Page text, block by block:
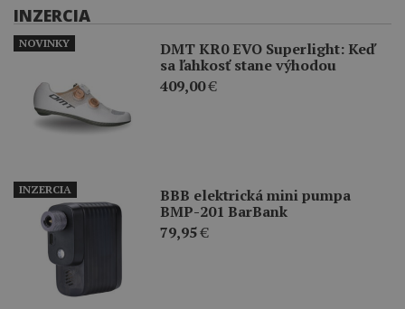
INZERCIA
DMT KR0 EVO Superlight: Keď
sa ľahkosť stane výhodou
409,00€
NOVINKY
BBB elektrická mini pumpa
BMP-201 BarBank
79,95€
INZERCIA